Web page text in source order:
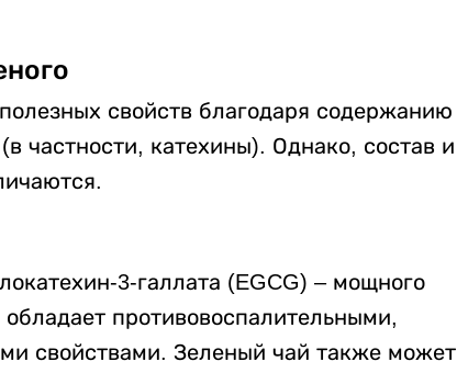
свойств благодаря содержанию
частности, катехины). Однако, состав и
3-галлата (EGCG) – мощного
противовоспалительными,
свойствами. Зеленый чай также может